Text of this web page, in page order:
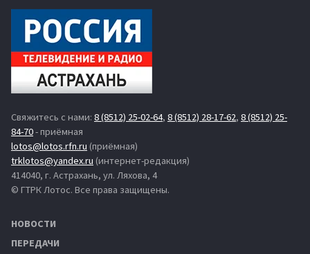
Свяжитесь с нами: 8 (8512) 25-02-64, 8 (8512) 28-17-62, 8 (8512) 25-
84-70- приёмная
lotos@lotos.rfn.ru (приёмная)
trklotos@yandex.ru (интернет-редакция)
414040, г. Астрахань, ул. Ляхова, 4
© ГТРК Лотос. Все права защищены.
НОВОСТИ
ПЕРЕДАЧИ